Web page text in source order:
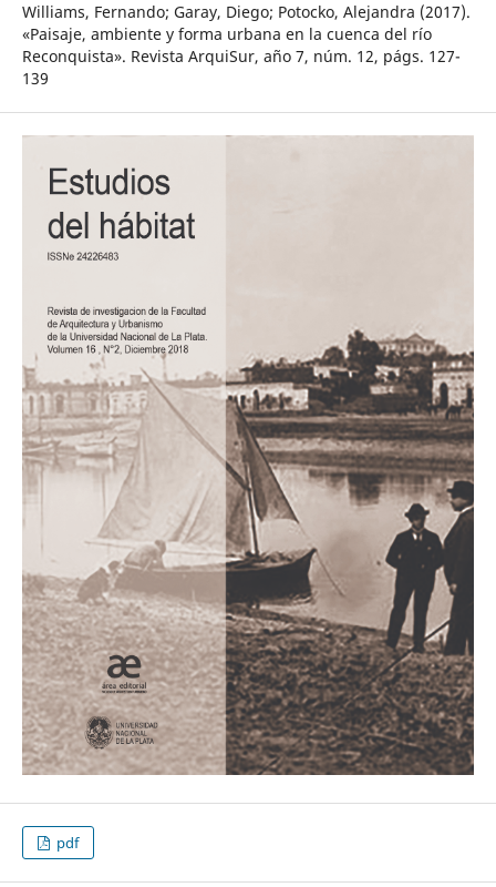
Williams, Fernando; Garay, Diego; Potocko, Alejandra (2017).
«Paisaje, ambiente y forma urbana en la cuenca del río
Reconquista». Revista ArquiSur, año 7, núm. 12, págs. 127-
139
pdf